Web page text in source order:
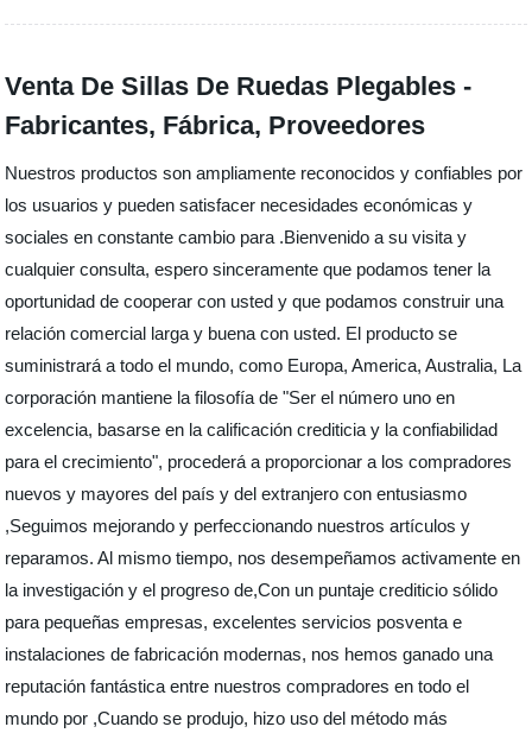
Venta De Sillas De Ruedas Plegables -
Fabricantes, Fábrica, Proveedores
Nuestros productos son ampliamente reconocidos y confiables por
los usuarios y pueden satisfacer necesidades económicas y
sociales en constante cambio para .Bienvenido a su visita y
cualquier consulta, espero sinceramente que podamos tener la
oportunidad de cooperar con usted y que podamos construir una
relación comercial larga y buena con usted. El producto se
suministrará a todo el mundo, como Europa, America, Australia, La
corporación mantiene la filosofía de "Ser el número uno en
excelencia, basarse en la calificación crediticia y la confiabilidad
para el crecimiento", procederá a proporcionar a los compradores
nuevos y mayores del país y del extranjero con entusiasmo
,Seguimos mejorando y perfeccionando nuestros artículos y
reparamos. Al mismo tiempo, nos desempeñamos activamente en
la investigación y el progreso de,Con un puntaje crediticio sólido
para pequeñas empresas, excelentes servicios posventa e
instalaciones de fabricación modernas, nos hemos ganado una
reputación fantástica entre nuestros compradores en todo el
mundo por ,Cuando se produjo, hizo uso del método más